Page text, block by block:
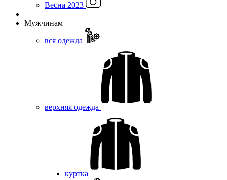
Весна 2023
Мужчинам
вся одежда
верхняя одежда
куртка